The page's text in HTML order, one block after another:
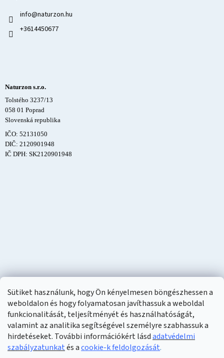
Sütiket használunk, hogy Ön kényelmesen böngészhessen a
weboldalon és hogy folyamatosan javíthassuk a weboldal
funkcionalitását, teljesítményét és használhatóságát,
valamint az analitika segítségével személyre szabhassuk a
hirdetéseket. További információkért lásdadatvédelmi
szabályzatunkatés acookie-k feldolgozását.
info@naturzon.hu
+3614450677
Naturzon s.r.o.
Tolstého 3237/13
058 01 Poprad
Slovenská republika
IČO: 52131050
DIČ: 2120901948
IČ DPH: SK2120901948